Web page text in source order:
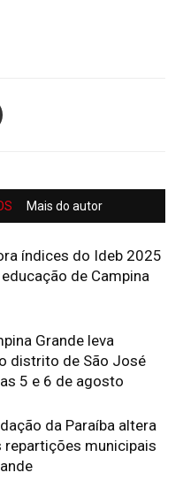
Mais do autor
índices do Ideb 2025
de Campina
Grande leva
distrito de São José
5 e 6 de agosto
da Paraíba altera
repartições municipais